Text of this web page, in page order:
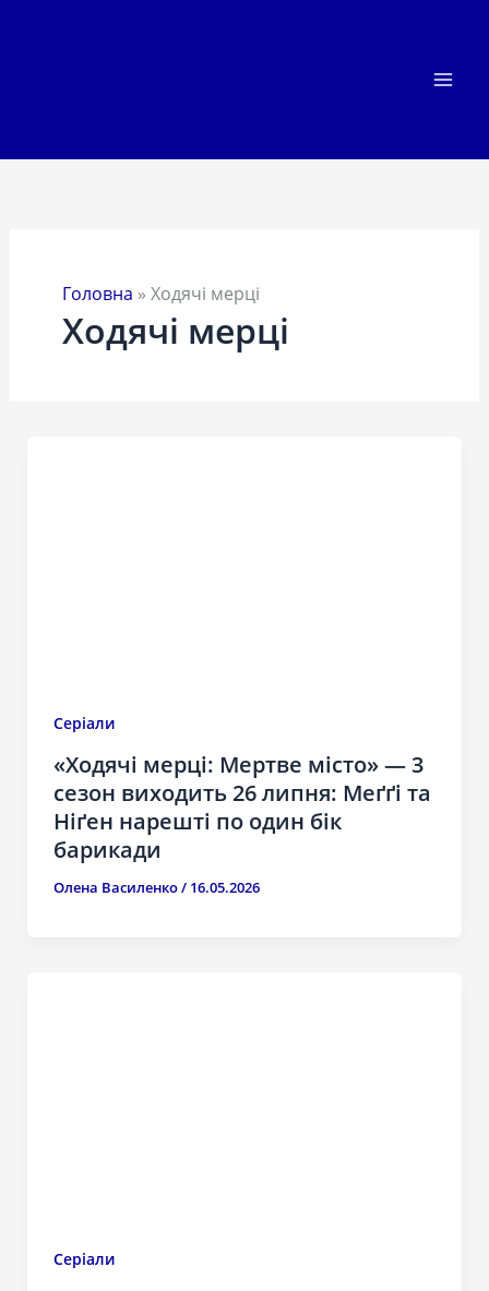
Головна » Ходячі мерці
Ходячі мерці
Серіали
«Ходячі мерці: Мертве місто» — 3
сезон виходить 26 липня: Меґґі та
Ніґен нарешті по один бік
барикади
Олена Василенко/ 16.05.2026
Серіали